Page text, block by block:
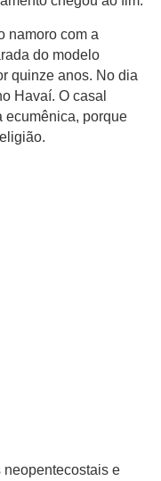
namoro com a
do modelo
quinze anos. No dia
Havaí. O casal
ecumênica, porque
e